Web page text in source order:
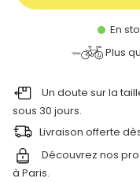
En
Plus
Un doute sur la
sous 30 jours.
Livraison offerte
Découvrez nos
à Paris.